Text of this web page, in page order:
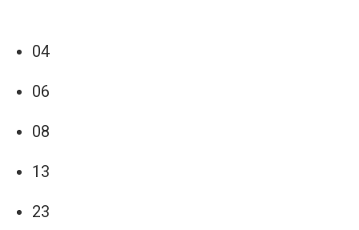
04
06
08
13
23